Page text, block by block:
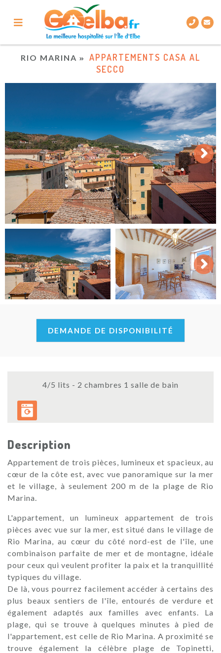
RIO MARINA
APPARTEMENTS CASA AL
SECCO
Next
Next
DEMANDE DE DISPONIBILITÉ
4/5 lits - 2 chambres 1 salle de bain
Description
Appartement de trois pièces, lumineux et spacieux, au
cœur de la côte est, avec vue panoramique sur la mer
et le village, à seulement 200 m de la plage de Rio
Marina.
L'appartement, un lumineux appartement de trois
pièces avec vue sur la mer, est situé dans le village de
Rio Marina, au cœur du côté nord-est de l'île, une
combinaison parfaite de mer et de montagne, idéale
pour ceux qui veulent profiter la paix et la tranquillité
typiques du village.
De là, vous pourrez facilement accéder à certains des
plus beaux sentiers de l'île, entourés de verdure et
également adaptés aux familles avec enfants. La
plage, qui se trouve à quelques minutes à pied de
l'appartement, est celle de Rio Marina. A proximité se
trouve également la célèbre plage de Topinetti,